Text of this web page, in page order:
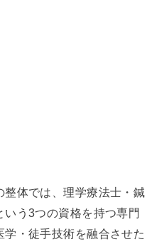
整体では、理学療法士・鍼
う3つの資格を持つ専門
・徒手技術を融合させた